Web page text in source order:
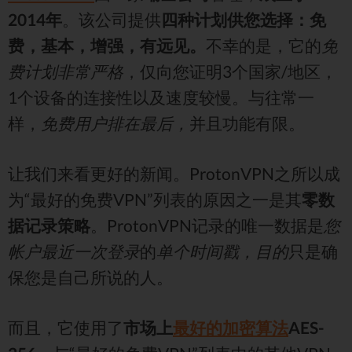
2014年 。该公司提供 四种计划供您选择：免
费，基本，增强，有远见。 不幸的是，它的 免
费计划非常严格 ，仅向您证明3个国家/地区，
1个设备的连接性以及速度较慢。与往常一
样，
免费用户排在最后， 并且功能有限。
让我们来看更好的新闻。ProtonVPN之所以成
为“最好的免费VPN”列表的原因之一是其零数
据记录策略 。ProtonVPN记录的唯一数据是 您
帐户最近一次登录的单个时间戳，目的只是确
保您是自己所说的人。
而且，它使用了市场上最好的加密算法AES-